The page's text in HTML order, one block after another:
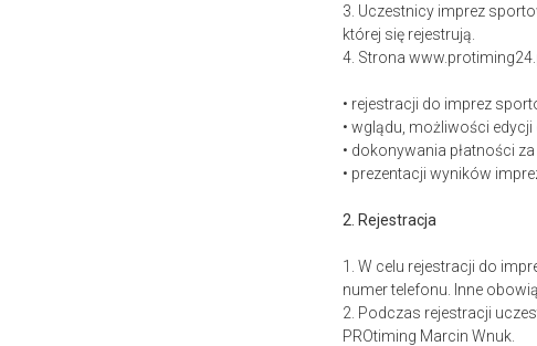
3. Uczestnicy imprez
której się rejestrują.
4. Strona
• rejestracji do imprez
• wglądu, możliwości
• dokonywania płatności
• prezentacji wyników
2. Rejestracja
1. W celu rejestracji do
numer telefonu. Inne
2. Podczas rejestracji
PROtiming Marcin Wnuk.